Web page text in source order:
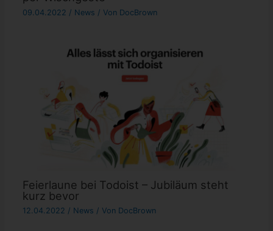
09.04.2022 / News / Von DocBrown
Feierlaune bei Todoist – Jubiläum steht
kurz bevor
12.04.2022 / News / Von DocBrown